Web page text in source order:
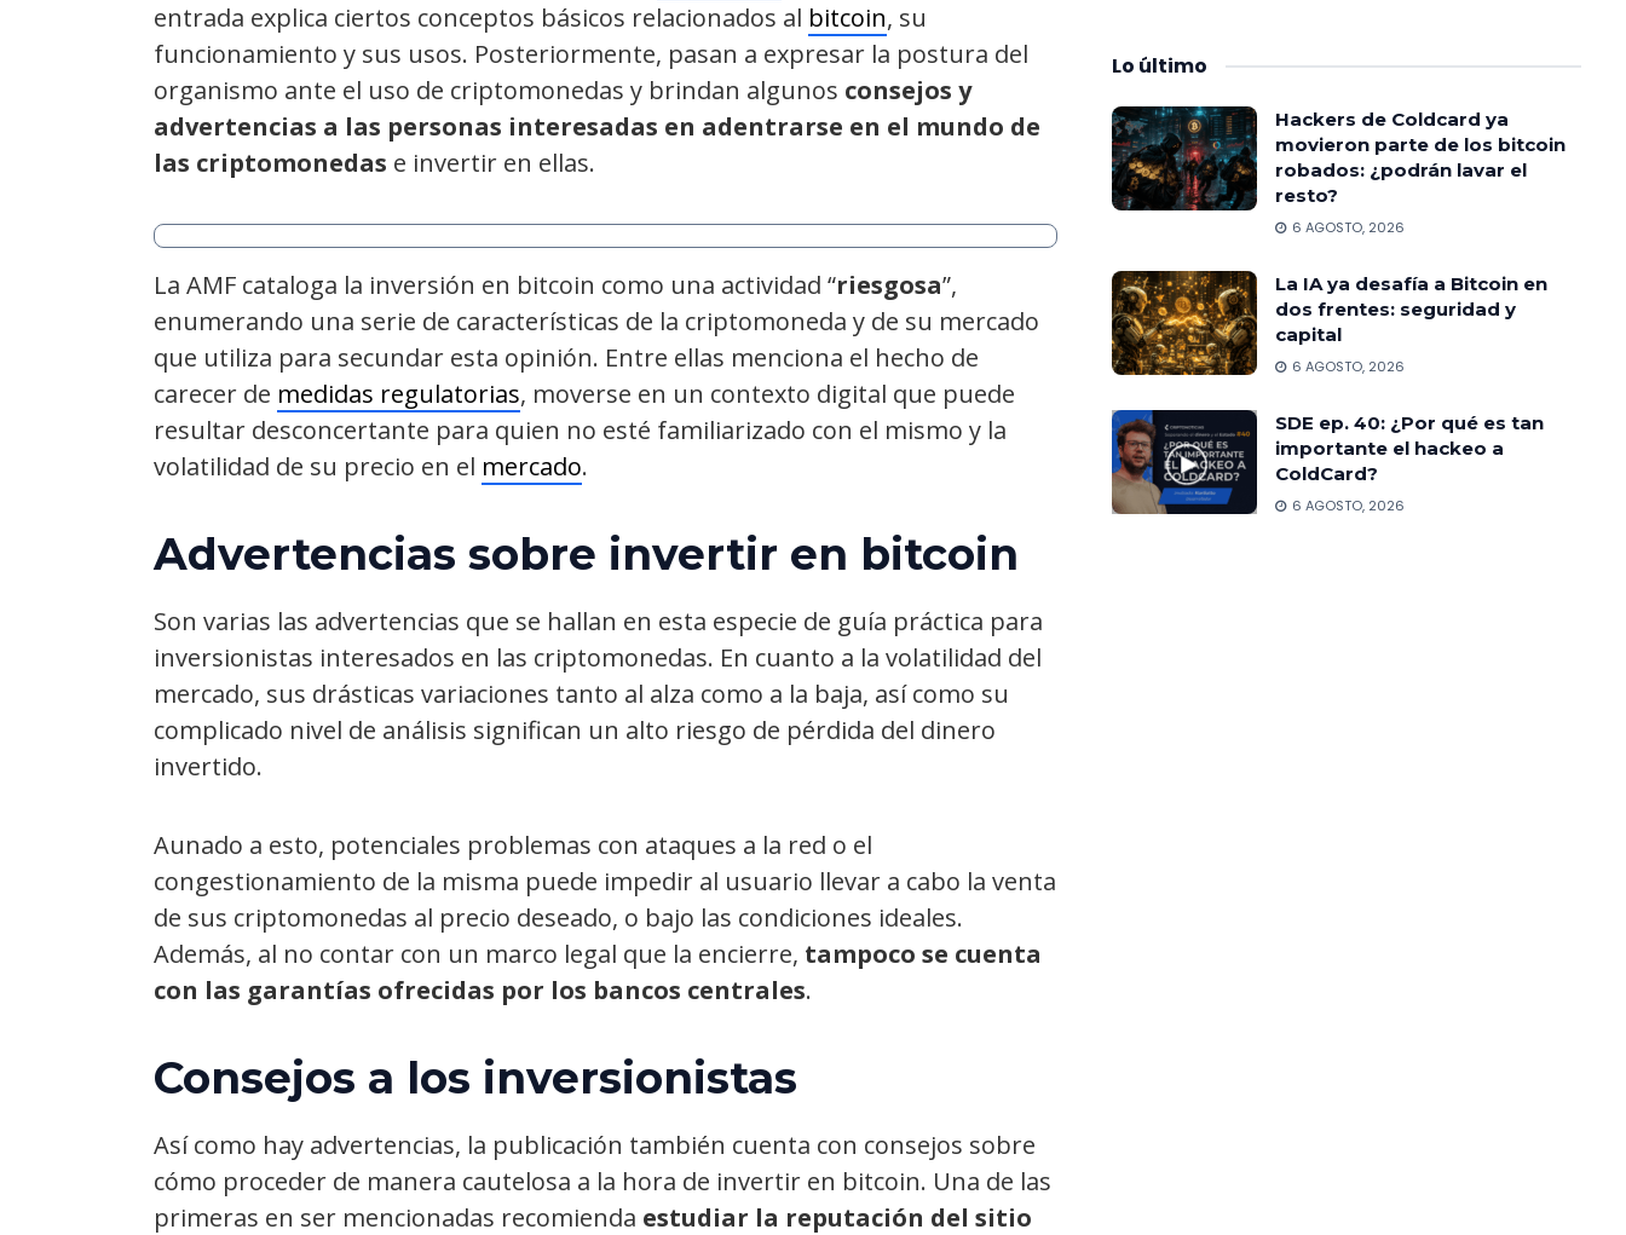
entrada explica ciertos conceptos básicos relacionados al bitcoin, su
funcionamiento y sus usos. Posteriormente, pasan a expresar la postura del
organismo ante el uso de criptomonedas y brindan algunos consejos y
advertencias a las personas interesadas en adentrarse en el mundo de
las criptomonedas e invertir en ellas.
La AMF cataloga la inversión en bitcoin como una actividad “riesgosa”,
enumerando una serie de características de la criptomoneda y de su mercado
que utiliza para secundar esta opinión. Entre ellas menciona el hecho de
carecer de medidas regulatorias, moverse en un contexto digital que puede
resultar desconcertante para quien no esté familiarizado con el mismo y la
volatilidad de su precio en el mercado.
Advertencias sobre invertir en bitcoin
Son varias las advertencias que se hallan en esta especie de guía práctica para
inversionistas interesados en las criptomonedas. En cuanto a la volatilidad del
mercado, sus drásticas variaciones tanto al alza como a la baja, así como su
complicado nivel de análisis significan un alto riesgo de pérdida del dinero
invertido.
Aunado a esto, potenciales problemas con ataques a la red o el
congestionamiento de la misma puede impedir al usuario llevar a cabo la venta
de sus criptomonedas al precio deseado, o bajo las condiciones ideales.
Además, al no contar con un marco legal que la encierre, tampoco se cuenta
con las garantías ofrecidas por los bancos centrales.
Consejos a los inversionistas
Así como hay advertencias, la publicación también cuenta con consejos sobre
cómo proceder de manera cautelosa a la hora de invertir en bitcoin. Una de las
primeras en ser mencionadas recomienda estudiar la reputación del sitio
Lo último
Hackers de Coldcard ya
movieron parte de los bitcoin
robados: ¿podrán lavar el
resto?
6 AGOSTO, 2026
La IA ya desafía a Bitcoin en
dos frentes: seguridad y
capital
6 AGOSTO, 2026
SDE ep. 40: ¿Por qué es tan
importante el hackeo a
ColdCard?
6 AGOSTO, 2026